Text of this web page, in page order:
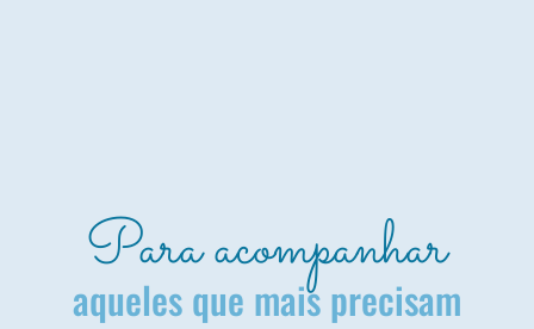
Para acompanhar
aqueles que mais precisam